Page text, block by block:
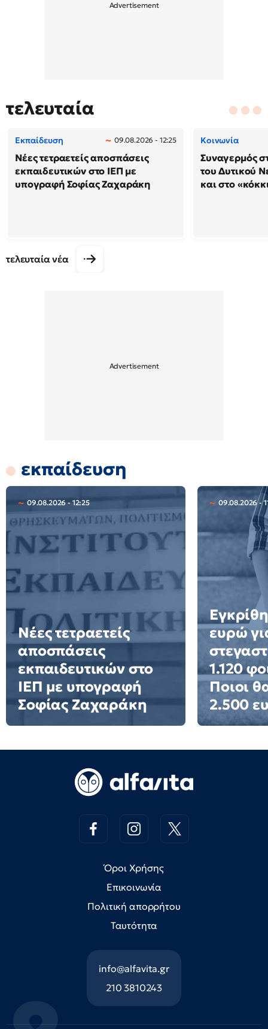
τελευταία
Εκπαίδευση 09.08.2026 - 12:25
Νέες τετραετείς αποσπάσεις
εκπαιδευτικών στο ΙΕΠ με
υπογραφή Σοφίας Ζαχαράκη
Κοινωνία
Συναγερμός
του Δυτικού
και στο
τελευταία νέα
εκπαίδευση
09.08.2026 - 12:25
Νέες τετραετείς
αποσπάσεις
εκπαιδευτικών στο
ΙΕΠ με υπογραφή
Σοφίας Ζαχαράκη
09.08.2026 -
ευρώ
1.120
Ποιοι
2.500
Όροι Χρήσης
Επικοινωνία
Πολιτική απορρήτου
Ταυτότητα
info@alfavita.gr
210 3810243